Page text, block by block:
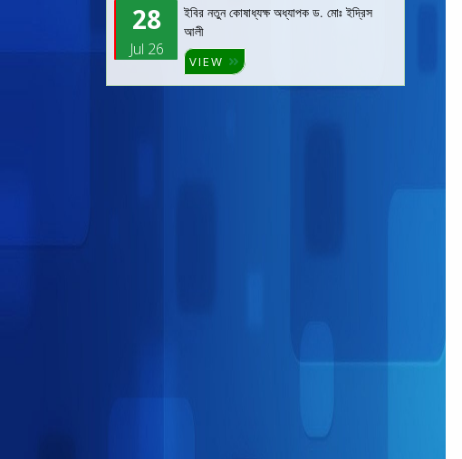
28
Jul 26
ইবির নতুন কোষাধ্যক্ষ অধ্যাপক ড. মোঃ ইদ্রিস
আলী
VIEW